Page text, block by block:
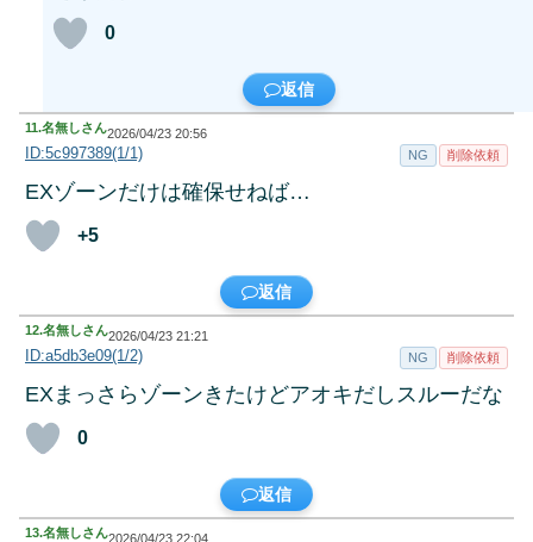
0
返信
11.名無しさん2026/04/23 20:56
ID:5c997389(1/1) NG 削除依頼
EXゾーンだけは確保せねば…
+5
返信
12.名無しさん2026/04/23 21:21
ID:a5db3e09(1/2) NG 削除依頼
EXまっさらゾーンきたけどアオキだしスルーだな
0
返信
13.名無しさん2026/04/23 22:04